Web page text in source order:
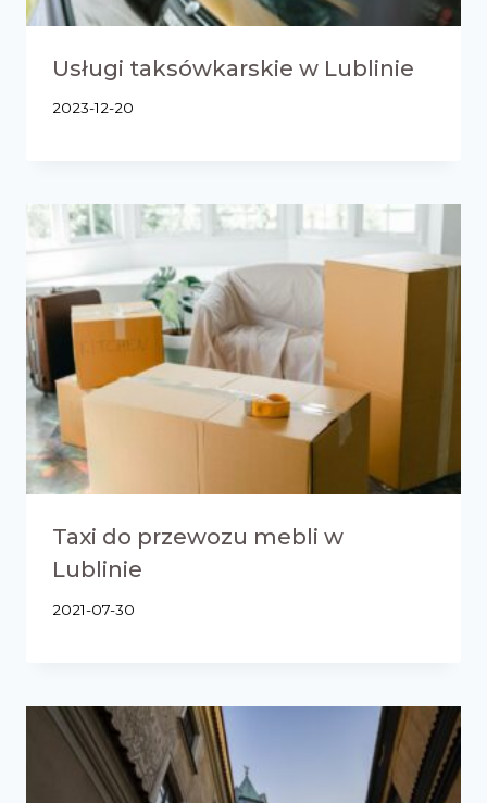
Usługi taksówkarskie w Lublinie
2023-12-20
Taxi do przewozu mebli w
Lublinie
2021-07-30